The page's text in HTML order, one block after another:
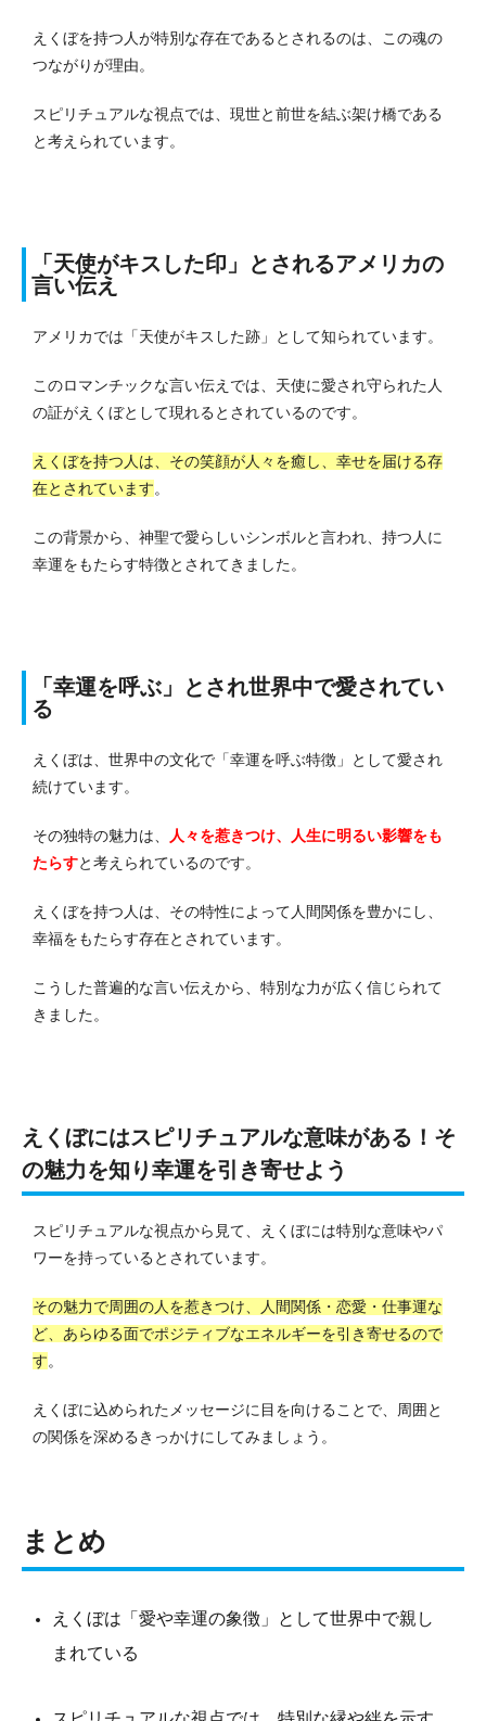
えくぼを持つ人が特別な存在であるとされるのは、この魂の
つながりが理由。
スピリチュアルな視点では、現世と前世を結ぶ架け橋である
と考えられています。
「天使がキスした印」とされるアメリカの
言い伝え
アメリカでは「天使がキスした跡」として知られています。
このロマンチックな言い伝えでは、天使に愛され守られた人
の証がえくぼとして現れるとされているのです。
えくぼを持つ人は、その笑顔が人々を癒し、幸せを届ける存
在とされています。
この背景から、神聖で愛らしいシンボルと言われ、持つ人に
幸運をもたらす特徴とされてきました。
「幸運を呼ぶ」とされ世界中で愛されてい
る
えくぼは、世界中の文化で「幸運を呼ぶ特徴」として愛され
続けています。
その独特の魅力は、
人々を惹きつけ、人生に明るい影響をも
たらすと考えられているのです。
えくぼを持つ人は、その特性によって人間関係を豊かにし、
幸福をもたらす存在とされています。
こうした普遍的な言い伝えから、特別な力が広く信じられて
きました。
えくぼにはスピリチュアルな意味がある！そ
の魅力を知り幸運を引き寄せよう
スピリチュアルな視点から見て、えくぼには特別な意味やパ
ワーを持っているとされています。
その魅力で周囲の人を惹きつけ、人間関係・恋愛・仕事運な
ど、あらゆる面でポジティブなエネルギーを引き寄せるので
す。
えくぼに込められたメッセージに目を向けることで、周囲と
の関係を深めるきっかけにしてみましょう。
まとめ
えくぼは「愛や幸運の象徴」として世界中で親し
まれている